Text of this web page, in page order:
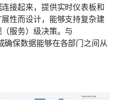
接起来，提供实时仪表板和
性而设计，能够支持复杂建
服务）级决策。与
确保数据能够在各部门之间从